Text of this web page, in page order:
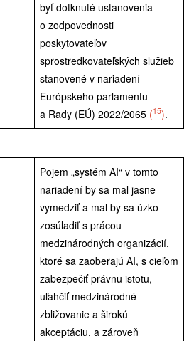
byť dotknuté ustanovenia
o zodpovednosti
poskytovateľov
sprostredkovateľských služieb
stanovené v nariadení
Európskeho parlamentu
a Rady (EÚ) 2022/2065 (15).
Pojem „systém AI“ v tomto
nariadení by sa mal jasne
vymedziť a mal by sa úzko
zosúladiť s prácou
medzinárodných organizácií,
ktoré sa zaoberajú AI, s cieľom
zabezpečiť právnu istotu,
uľahčiť medzinárodné
zbližovanie a širokú
akceptáciu, a zároveň